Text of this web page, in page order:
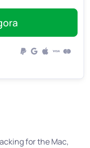
for the Mac,